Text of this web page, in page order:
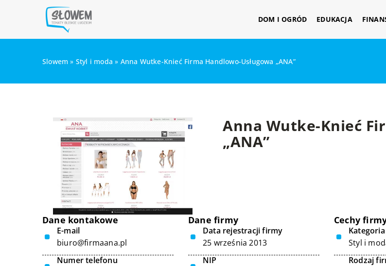
DOM I OGRÓD EDUKACJA
Slowem » Styl i moda » Anna Wutke-Knieć Firma Handlowo-Usługowa „ANA”
Anna Wutke-Knieć
„ANA”
Dane kontakowe
E-mail
biuro@firmaana.pl
Numer telefonu
Dane firmy
Data rejestracji firmy
25 września 2013
NIP
Cechy
Kategoria
Styl i
Rodzaj